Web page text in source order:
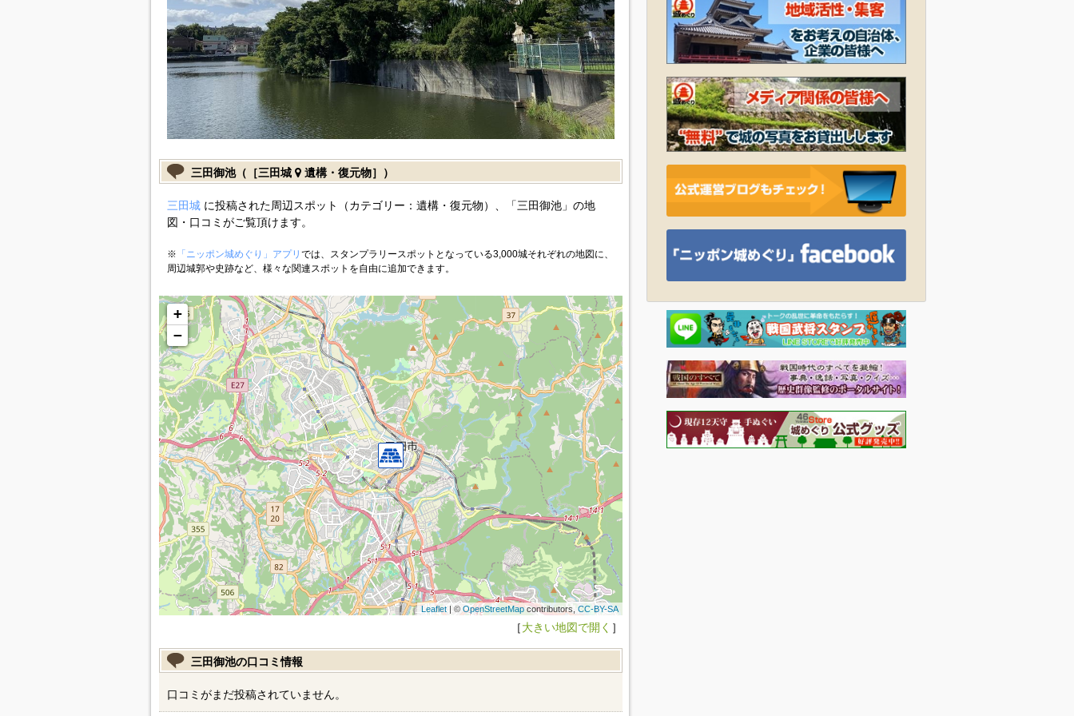
三田御池（［三田城 遺構・復元物］）
三田城に投稿された周辺スポット（カテゴリー：遺構・復元物）、「三田御池」の地
図・口コミがご覧頂けます。
※ 「ニッポン城めぐり」アプリ では、スタンプラリースポットとなっている3,000城それぞれの地図に、
周辺城郭や史跡など、様々な関連スポットを自由に追加できます。
+
−
Leaflet| © OpenStreetMapcontributors, CC-BY-SA
［大きい地図で開く ］
三田御池の口コミ情報
口コミがまだ投稿されていません。